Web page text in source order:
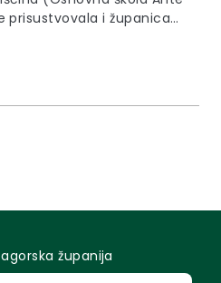
prisustvovala i županica
županija